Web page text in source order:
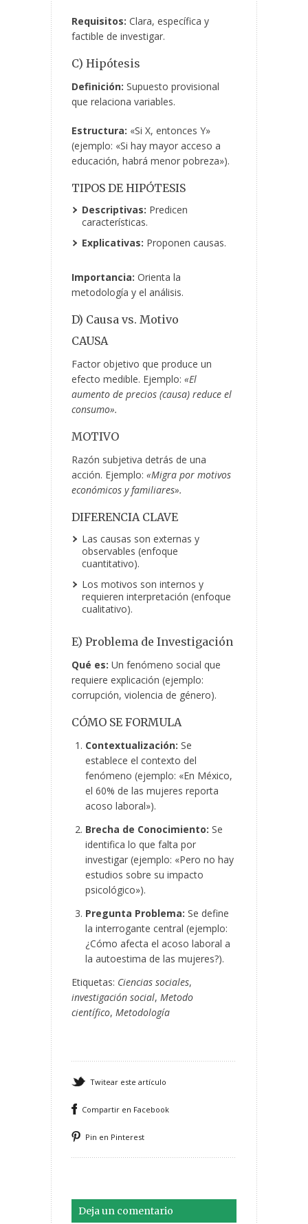
Requisitos: Clara, específica y
factible de investigar.
C) Hipótesis
Definición: Supuesto provisional
que relaciona variables.
Estructura: «Si X, entonces Y»
(ejemplo: «Si hay mayor acceso a
educación, habrá menor pobreza»).
TIPOS DE HIPÓTESIS
Descriptivas: Predicen
características.
Explicativas: Proponen causas.
Importancia: Orienta la
metodología y el análisis.
D) Causa vs. Motivo
CAUSA
Factor objetivo que produce un
efecto medible. Ejemplo: «El
aumento de precios (causa) reduce el
consumo».
MOTIVO
Razón subjetiva detrás de una
acción. Ejemplo: «Migra por motivos
económicos y familiares».
DIFERENCIA CLAVE
Las causas son externas y
observables (enfoque
cuantitativo).
Los motivos son internos y
requieren interpretación (enfoque
cualitativo).
E) Problema de Investigación
Qué es: Un fenómeno social que
requiere explicación (ejemplo:
corrupción, violencia de género).
CÓMO SE FORMULA
Contextualización: Se
establece el contexto del
fenómeno (ejemplo: «En México,
el 60% de las mujeres reporta
acoso laboral»).
Brecha de Conocimiento: Se
identifica lo que falta por
investigar (ejemplo: «Pero no hay
estudios sobre su impacto
psicológico»).
Pregunta Problema: Se define
la interrogante central (ejemplo:
¿Cómo afecta el acoso laboral a
la autoestima de las mujeres?).
Etiquetas: Ciencias sociales,
investigación social, Metodo
científico, Metodología
Twitear este artículo
Compartir en Facebook
Pin en Pinterest
Deja un comentario